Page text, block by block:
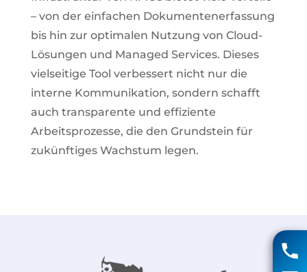
– von der einfachen Dokumentenerfassung
bis hin zur optimalen Nutzung von Cloud-
Lösungen und Managed Services. Dieses
vielseitige Tool verbessert nicht nur die
interne Kommunikation, sondern schafft
auch transparente und effiziente
Arbeitsprozesse, die den Grundstein für
zukünftiges Wachstum legen.